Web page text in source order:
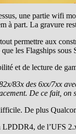
une partie wifi
à part. La gravure
permettre aux
les Flagships
et de lecture de
83x des 6xx/7xx
De ce fait,
De plus
de l’UFS